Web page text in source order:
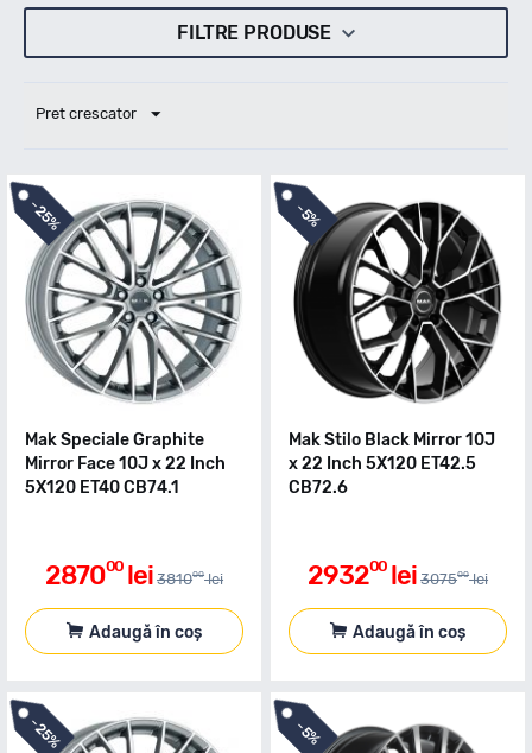
FILTRE PRODUSE
Pret crescator
-25%
Mak Speciale Graphite
Mirror Face 10J x 22 Inch
5X120 ET40 CB74.1
287000 lei 381000 lei
Adaugă în coș
-
5%
Mak Stilo Black Mirror 10J
x 22 Inch 5X120 ET42.5
CB72.6
293200 lei 307500 lei
Adaugă în coș
-25% -
5%